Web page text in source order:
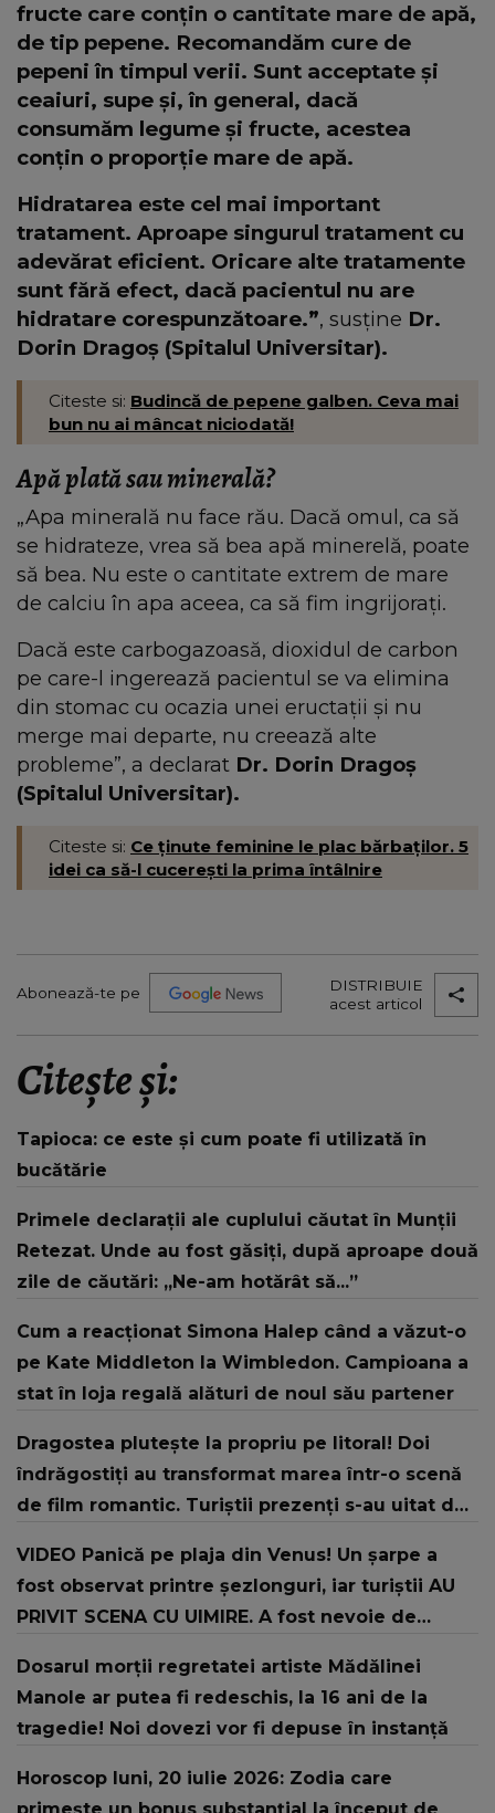
fructe care conțin o cantitate mare de apă,
de tip pepene. Recomandăm cure de
pepeni în timpul verii. Sunt acceptate și
ceaiuri, supe și, în general, dacă
consumăm legume și fructe, acestea
conțin o proporție mare de apă.
Hidratarea este cel mai important
tratament. Aproape singurul tratament cu
adevărat eficient. Oricare alte tratamente
sunt fără efect, dacă pacientul nu are
hidratare corespunzătoare.”, susține Dr.
Dorin Dragoș (Spitalul Universitar).
Citeste si: Budincă de pepene galben. Ceva mai
bun nu ai mâncat niciodată!
Apă plată sau minerală?
„Apa minerală nu face rău. Dacă omul, ca să
se hidrateze, vrea să bea apă minerelă, poate
să bea. Nu este o cantitate extrem de mare
de calciu în apa aceea, ca să fim ingrijorați.
Dacă este carbogazoasă, dioxidul de carbon
pe care-l ingerează pacientul se va elimina
din stomac cu ocazia unei eructații și nu
merge mai departe, nu creează alte
probleme”, a declarat Dr. Dorin Dragoș
(Spitalul Universitar).
Citeste si: Ce ținute feminine le plac bărbaților. 5
idei ca să-l cucerești la prima întâlnire
Abonează-te pe
DISTRIBUIE
acest articol
Citește și:
Tapioca: ce este și cum poate fi utilizată în
bucătărie
Primele declarații ale cuplului căutat în Munții
Retezat. Unde au fost găsiți, după aproape două
zile de căutări: „Ne-am hotărât să...”
Cum a reacționat Simona Halep când a văzut-o
pe Kate Middleton la Wimbledon. Campioana a
stat în loja regală alături de noul său partener
Dragostea plutește la propriu pe litoral! Doi
îndrăgostiți au transformat marea într-o scenă
de film romantic. Turiștii prezenți s-au uitat de
VIDEO Panică pe plaja din Venus! Un şarpe a
fost observat printre şezlonguri, iar turiştii AU
PRIVIT SCENA CU UIMIRE. A fost nevoie de
Dosarul morții regretatei artiste Mădălinei
Manole ar putea fi redeschis, la 16 ani de la
tragedie! Noi dovezi vor fi depuse în instanță
Horoscop luni, 20 iulie 2026: Zodia care